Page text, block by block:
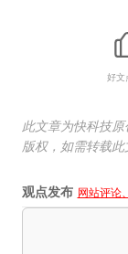
好文
此文章为快科技
版权，如需转载
观点发布 网站评论